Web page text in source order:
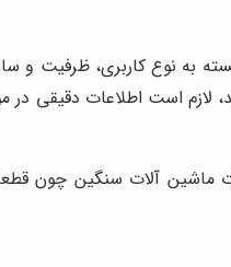
بسته به نوع کاربری،
لازم است اطلاعات
آلات سنگین چون قطعات